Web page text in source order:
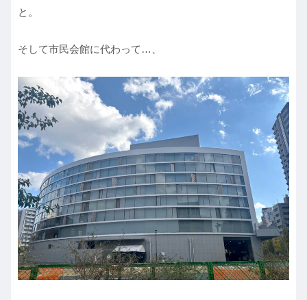
と。
そして市民会館に代わって…、